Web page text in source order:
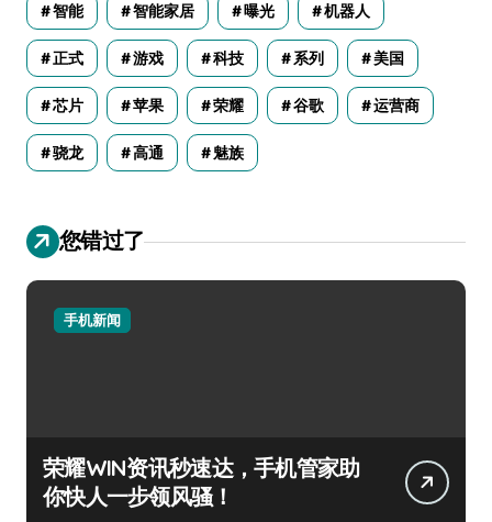
智能 智能家居 曝光 机器人
正式 游戏 科技 系列 美国
芯片 苹果 荣耀 谷歌 运营商
骁龙 高通 魅族
您错过了
手机新闻
荣耀WIN资讯秒速达，手机管家助
你快人一步领风骚！